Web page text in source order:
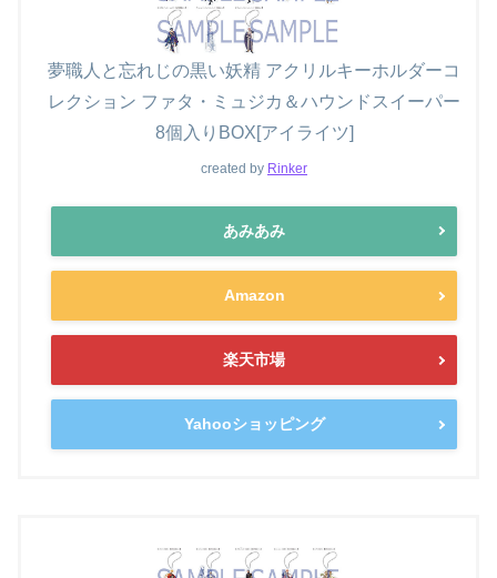
夢職人と忘れじの黒い妖精 アクリルキーホルダーコ
レクション ファタ・ミュジカ＆ハウンドスイーパー
8個入りBOX[アイライツ]
created by Rinker
あみあみ
Amazon
楽天市場
Yahooショッピング